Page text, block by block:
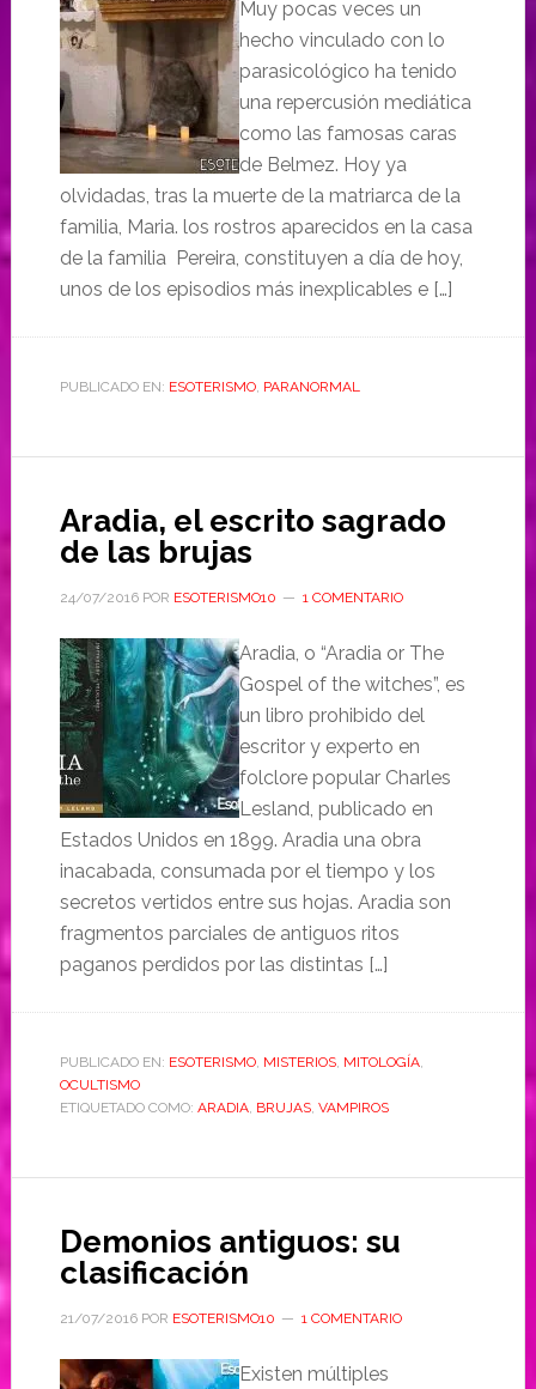
Muy pocas veces un
hecho vinculado con lo
parasicológico ha tenido
una repercusión mediática
como las famosas caras
de Belmez. Hoy ya
olvidadas, tras la muerte de la matriarca de la
familia, Maria. los rostros aparecidos en la casa
de la familia Pereira, constituyen a día de hoy,
unos de los episodios más inexplicables e […]
PUBLICADO EN: ESOTERISMO, PARANORMAL
Aradia, el escrito sagrado
de las brujas
24/07/2016POR ESOTERISMO10 1 COMENTARIO
Aradia, o “Aradia or The
Gospel of the witches”, es
un libro prohibido del
escritor y experto en
folclore popular Charles
Lesland, publicado en
Estados Unidos en 1899. Aradia una obra
inacabada, consumada por el tiempo y los
secretos vertidos entre sus hojas. Aradia son
fragmentos parciales de antiguos ritos
paganos perdidos por las distintas […]
PUBLICADO EN: ESOTERISMO, MISTERIOS, MITOLOGÍA,
OCULTISMO
ETIQUETADO COMO: ARADIA, BRUJAS, VAMPIROS
Demonios antiguos: su
clasificación
21/07/2016POR ESOTERISMO10 1 COMENTARIO
Existen múltiples